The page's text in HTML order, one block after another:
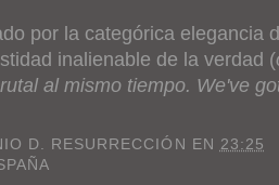
por la categórica elegancia
inalienable de la verdad (
al mismo tiempo. We've
D. RESURRECCIÓN EN 23:25